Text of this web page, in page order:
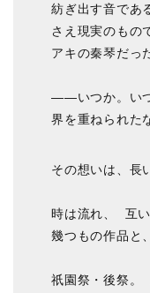
紡ぎ出す音であ
さえ現実のもの
アキの秦琴だっ
――いつか。い
界を重ねられた
その想いは、長
時は流れ、 互
幾つもの作品と
祇園祭・後祭。